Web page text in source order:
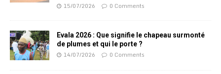
15/07/2026 0 Comments
Evala 2026 : Que signifie le chapeau surmonté
de plumes et qui le porte ?
14/07/2026 0 Comments